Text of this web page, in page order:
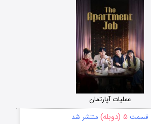
عملیات آپارتمان
قسمت ۵ (دوبله) منتشر شد